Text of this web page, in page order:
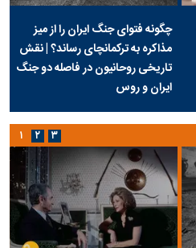
چگونه فتوای جنگ ایران را از میز
مذاکره به ترکمانچای رساند؟ | نقش
تاریخی روحانیون در فاصله دو جنگ
ایران و روس
۱ ۲ ۳